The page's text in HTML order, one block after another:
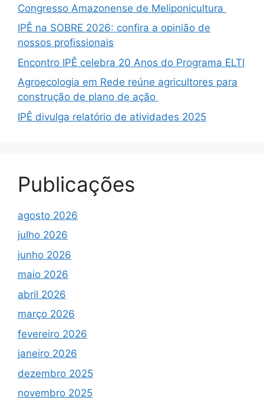
Congresso Amazonense de Meliponicultura
IPÊ na SOBRE 2026: confira a opinião de
nossos profissionais
Encontro IPÊ celebra 20 Anos do Programa ELTI
Agroecologia em Rede reúne agricultores para
construção de plano de ação
IPÊ divulga relatório de atividades 2025
Publicações
agosto 2026
julho 2026
junho 2026
maio 2026
abril 2026
março 2026
fevereiro 2026
janeiro 2026
dezembro 2025
novembro 2025